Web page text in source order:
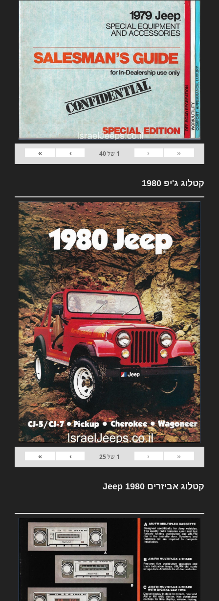
«
‹
1 של40
›
»
קטלוג ג'יפ 1980
«
‹
1 של25
›
»
קטלוג אביזרים Jeep 1980